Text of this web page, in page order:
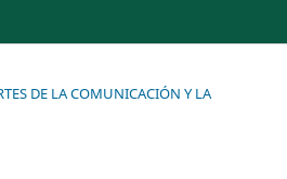
DE LA COMUNICACIÓN Y LA